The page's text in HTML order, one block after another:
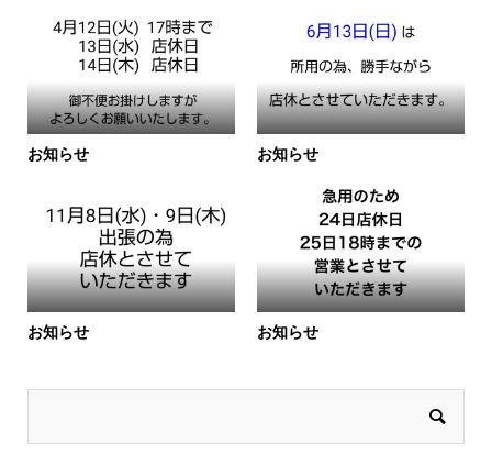
お知らせ お知らせ
お知らせ お知らせ